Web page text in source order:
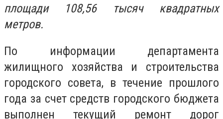
площади 108,56 тысяч квадратных
метров.
По информации департамента
жилищного хозяйства и строительства
городского совета, в течение прошлого
года за счет средств городского бюджета
выполнен текущий ремонт дорог